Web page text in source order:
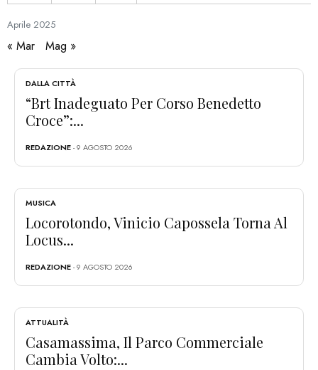
Aprile 2025
« Mar Mag »
DALLA CITTÀ
“Brt Inadeguato Per Corso Benedetto
Croce”:...
REDAZIONE- 9 AGOSTO 2026
MUSICA
Locorotondo, Vinicio Capossela Torna Al
Locus...
REDAZIONE- 9 AGOSTO 2026
ATTUALITÀ
Casamassima, Il Parco Commerciale
Cambia Volto:...